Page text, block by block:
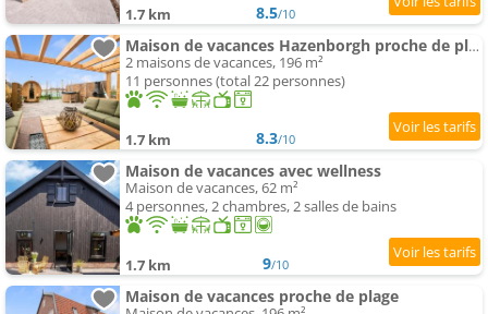
1.7 km 8.5/10
Maison de vacances Hazenborgh proche de plage
2 maisons de vacances, 196 m²
11 personnes (total 22 personnes)
1.7 km 8.3/10
Maison de vacances avec wellness
Maison de vacances, 62 m²
4 personnes, 2 chambres, 2 salles de bains
1.7 km 9/10
Maison de vacances proche de plage